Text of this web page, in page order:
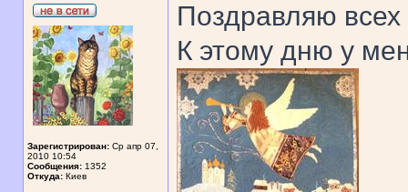
Зарегистрирован: Ср апр 07,
2010 10:54
Сообщения: 1352
Откуда: Киев
Поздравляю
К этому дню у